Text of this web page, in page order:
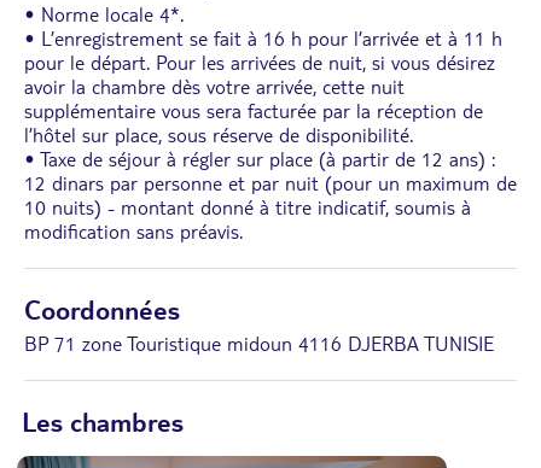
• Norme locale 4*.
• L’enregistrement se fait à 16 h pour l’arrivée et à 11 h
pour le départ. Pour les arrivées de nuit, si vous désirez
avoir la chambre dès votre arrivée, cette nuit
supplémentaire vous sera facturée par la réception de
l’hôtel sur place, sous réserve de disponibilité.
• Taxe de séjour à régler sur place (à partir de 12 ans) :
12 dinars par personne et par nuit (pour un maximum de
10 nuits) - montant donné à titre indicatif, soumis à
modification sans préavis.
Coordonnées
BP 71 zone Touristique midoun 4116 DJERBA TUNISIE
Les chambres